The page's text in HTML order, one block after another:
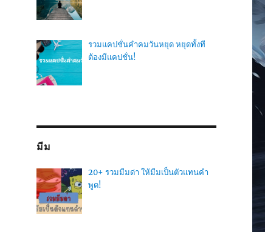
รวมแคปชั่นคำคมวันหยุด หยุดทั้งที
ต้องมีแคปชั่น!
มีม
20+ รวมมีมด่า ให้มีมเป็นตัวแทนคำ
พูด!